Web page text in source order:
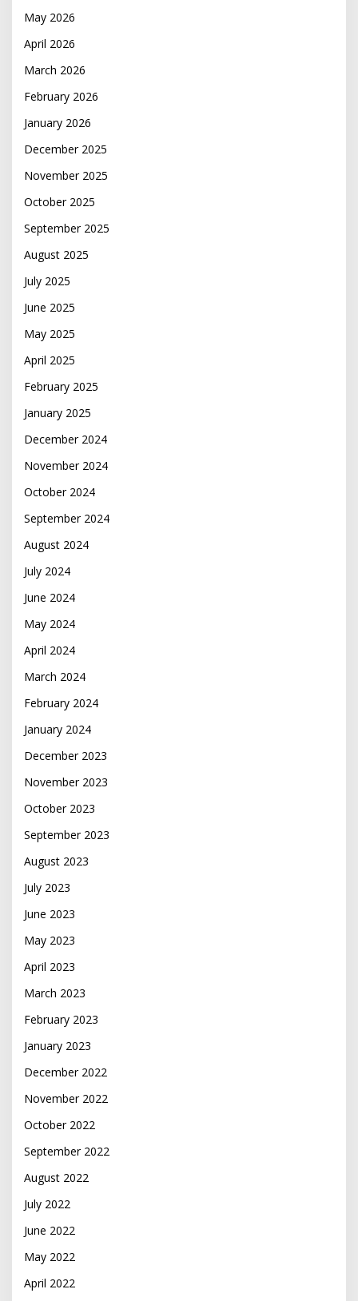
May 2026
April 2026
March 2026
February 2026
January 2026
December 2025
November 2025
October 2025
September 2025
August 2025
July 2025
June 2025
May 2025
April 2025
February 2025
January 2025
December 2024
November 2024
October 2024
September 2024
August 2024
July 2024
June 2024
May 2024
April 2024
March 2024
February 2024
January 2024
December 2023
November 2023
October 2023
September 2023
August 2023
July 2023
June 2023
May 2023
April 2023
March 2023
February 2023
January 2023
December 2022
November 2022
October 2022
September 2022
August 2022
July 2022
June 2022
May 2022
April 2022